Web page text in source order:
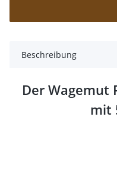
Beschreibung
Der Wagemut
mit